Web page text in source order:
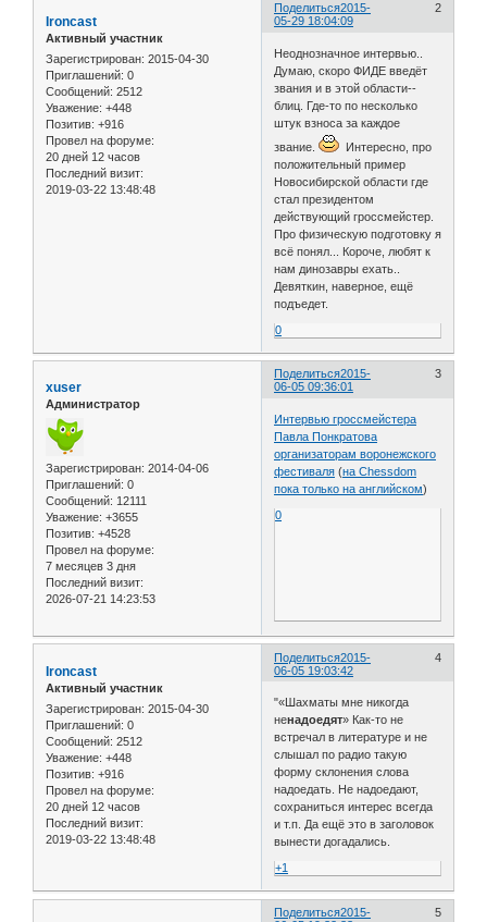
Поделиться 2
2015-
05-29 18:04:09
Ironcast
Активный участник
Зарегистрирован: 2015-04-30
Приглашений: 0
Сообщений: 2512
Уважение: +448
Позитив: +916
Провел на форуме:
20 дней 12 часов
Последний визит:
2019-03-22 13:48:48
Неоднозначное интервью..
Думаю, скоро ФИДЕ введёт
звания и в этой области--
блиц. Где-то по несколько
штук взноса за каждое
звание.
Интересно, про
положительный пример
Новосибирской области где
стал президентом
действующий гроссмейстер.
Про физическую подготовку я
всё понял... Короче, любят к
нам динозавры ехать..
Девяткин, наверное, ещё
подъедет.
0
Поделиться 3
2015-
06-05 09:36:01
xuser
Администратор
Зарегистрирован: 2014-04-06
Приглашений: 0
Сообщений: 12111
Уважение: +3655
Позитив: +4528
Провел на форуме:
7 месяцев 3 дня
Последний визит:
2026-07-21 14:23:53
Интервью гроссмейстера
Павла Понкратова
организаторам воронежского
фестиваля (на Chessdom
пока только на английском)
0
Поделиться 4
2015-
06-05 19:03:42
Ironcast
Активный участник
Зарегистрирован: 2015-04-30
Приглашений: 0
Сообщений: 2512
Уважение: +448
Позитив: +916
Провел на форуме:
20 дней 12 часов
Последний визит:
2019-03-22 13:48:48
"«Шахматы мне никогда
ненадоедят» Как-то не
встречал в литературе и не
слышал по радио такую
форму склонения слова
надоедать. Не надоедают,
сохраниться интерес всегда
и т.п. Да ещё это в заголовок
вынести догадались.
+1
Поделиться 5
2015-